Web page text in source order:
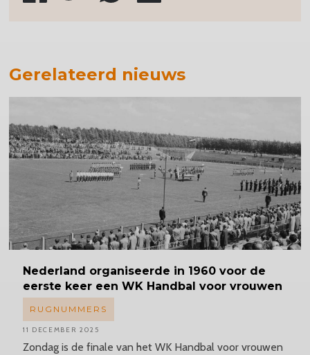
Gerelateerd nieuws
Nederland organiseerde in 1960 voor de
eerste keer een WK Handbal voor vrouwen
Zondag is de finale van het WK Handbal voor vrouwen
RUGNUMMERS
11 DECEMBER 2025